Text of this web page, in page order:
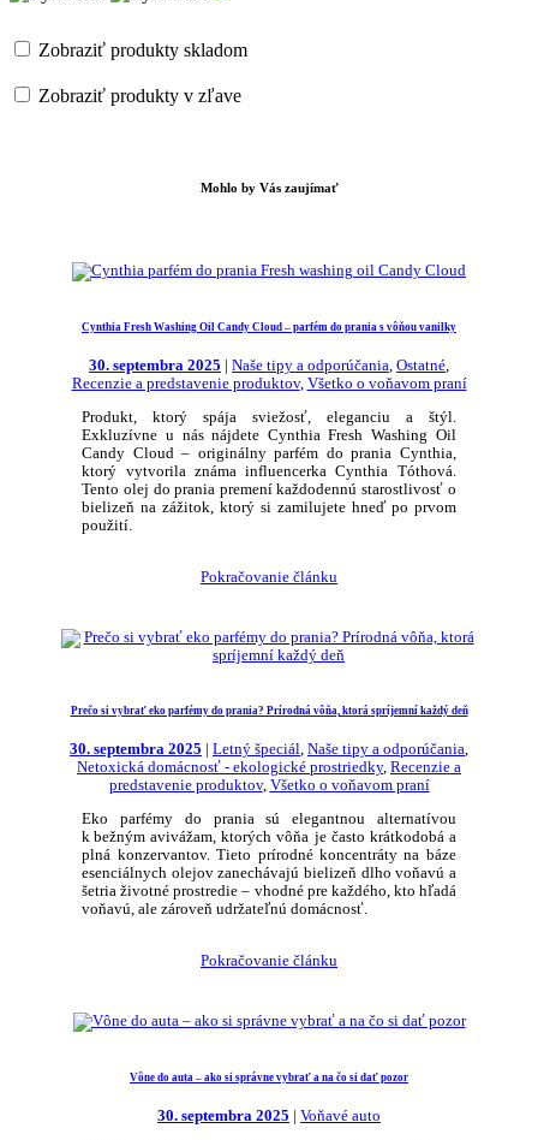
Zobraziť produkty skladom
Zobraziť produkty v zľave
Mohlo by Vás zaujímať
Cynthia Fresh Washing Oil Candy Cloud – parfém do prania s vôňou vanilky
30. septembra 2025 Naše tipy a odporúčania, Ostatné,
Recenzie a predstavenie produktov, Všetko o voňavom praní
Produkt, ktorý spája sviežosť, eleganciu a štýl.
Exkluzívne u nás nájdete Cynthia Fresh Washing Oil
Candy Cloud – originálny parfém do prania Cynthia,
ktorý vytvorila známa influencerka Cynthia Tóthová.
Tento olej do prania premení každodennú starostlivosť o
bielizeň na zážitok, ktorý si zamilujete hneď po prvom
použití.
Pokračovanie článku
Prečo si vybrať eko parfémy do prania? Prírodná vôňa, ktorá spríjemní každý deň
30. septembra 2025 Letný špeciál, Naše tipy a odporúčania,
Netoxická domácnosť - ekologické prostriedky, Recenzie a
predstavenie produktov, Všetko o voňavom praní
Eko parfémy do prania sú elegantnou alternatívou
k bežným avivážam, ktorých vôňa je často krátkodobá a
plná konzervantov. Tieto prírodné koncentráty na báze
esenciálnych olejov zanechávajú bielizeň dlho voňavú a
šetria životné prostredie – vhodné pre každého, kto hľadá
voňavú, ale zároveň udržateľnú domácnosť.
Pokračovanie článku
Vône do auta – ako si správne vybrať a na čo si dať pozor
30. septembra 2025
Voňavé auto